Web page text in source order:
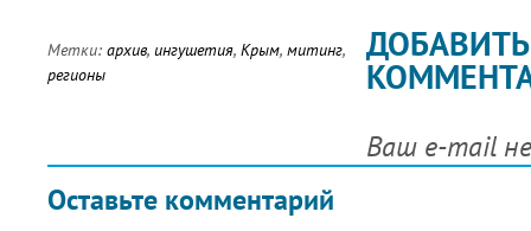
Метки: архив, ингушетия, Крым, митинг,
регионы
Оставьте комментарий
ДОБАВИТЬ
Ваш e-mail